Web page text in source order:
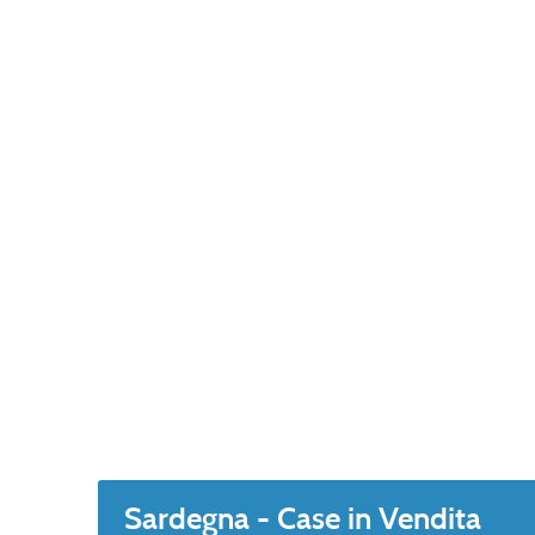
Sardegna - Case in Vendita